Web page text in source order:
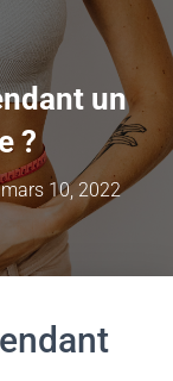
un
?
mars 10, 2022